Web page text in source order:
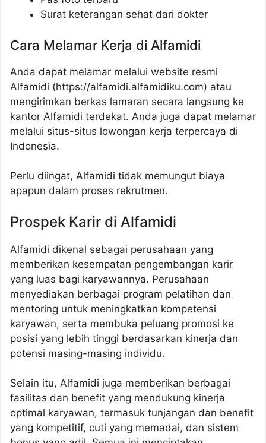
Surat keterangan sehat dari dokter
Cara Melamar Kerja di Alfamidi
Anda dapat melamar melalui website resmi
Alfamidi (https://alfamidi.alfamidiku.com) atau
mengirimkan berkas lamaran secara langsung ke
kantor Alfamidi terdekat. Anda juga dapat melamar
melalui situs-situs lowongan kerja terpercaya di
Indonesia.
Perlu diingat, Alfamidi tidak memungut biaya
apapun dalam proses rekrutmen.
Prospek Karir di Alfamidi
Alfamidi dikenal sebagai perusahaan yang
memberikan kesempatan pengembangan karir
yang luas bagi karyawannya. Perusahaan
menyediakan berbagai program pelatihan dan
mentoring untuk meningkatkan kompetensi
karyawan, serta membuka peluang promosi ke
posisi yang lebih tinggi berdasarkan kinerja dan
potensi masing-masing individu.
Selain itu, Alfamidi juga memberikan berbagai
fasilitas dan benefit yang mendukung kinerja
optimal karyawan, termasuk tunjangan dan benefit
yang kompetitif, cuti yang memadai, dan sistem